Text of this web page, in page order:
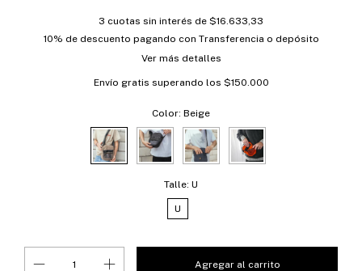
3 cuotas sin interés de $16.633,33
10% de descuento pagando con Transferencia o depósito
Ver más detalles
Envío gratis superando los $150.000
Color: Beige
Talle: U
U